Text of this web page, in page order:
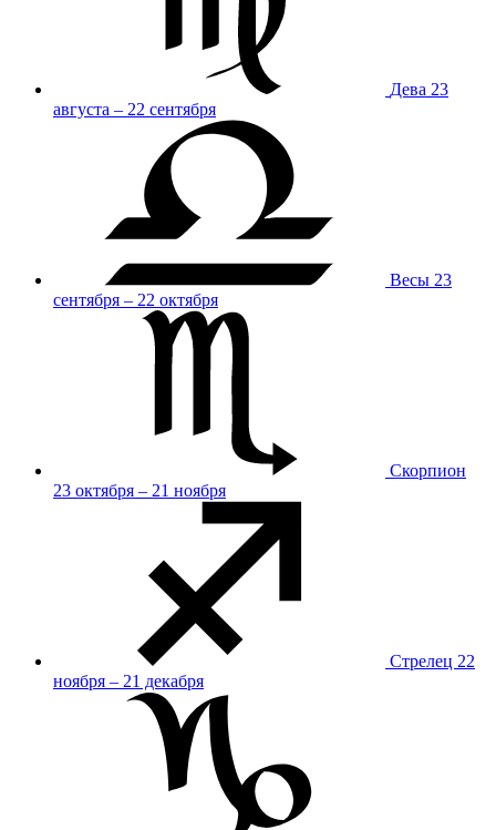
Дева 23
августа – 22 сентября
Весы 23
сентября – 22 октября
Скорпион
23 октября – 21 ноября
Стрелец 22
ноября – 21 декабря